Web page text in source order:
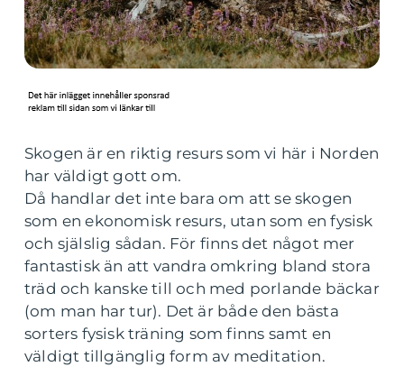
Skogen är en riktig resurs som vi här i Norden
har väldigt gott om.
Då handlar det inte bara om att se skogen
som en ekonomisk resurs, utan som en fysisk
och själslig sådan. För finns det något mer
fantastisk än att vandra omkring bland stora
träd och kanske till och med porlande bäckar
(om man har tur). Det är både den bästa
sorters fysisk träning som finns samt en
väldigt tillgänglig form av meditation.